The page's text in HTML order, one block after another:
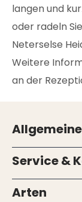
langen und
oder radeln
Neterselse
Weitere
an der
Service &
Arten